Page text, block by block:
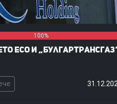
100%
ЕСО и